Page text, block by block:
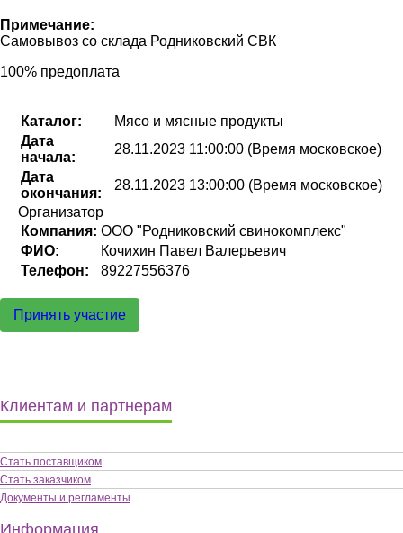
Примечание:
Самовывоз со склада Родниковский СВК
100% предоплата
Каталог:
Мясо и мясные продукты
Дата
начала:
28.11.2023 11:00:00 (Время московское)
Дата
окончания:
28.11.2023 13:00:00 (Время московское)
Организатор
Компания: ООО "Родниковский свинокомплекс"
ФИО:
Кочихин Павел Валерьевич
Телефон:
89227556376
Принять участие
Клиентам и партнерам
Стать поставщиком
Стать заказчиком
Документы и регламенты
Информация